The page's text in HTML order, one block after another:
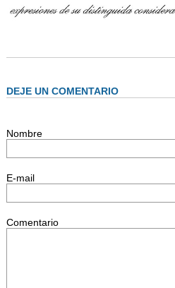
VER NEWSLETTER
CONTACTENOS
DEJE UN COMENTARIO
Nombre
E-mail
Comentario